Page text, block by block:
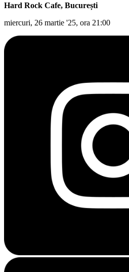
Hard Rock Cafe, București
miercuri, 26 martie '25, ora 21:00